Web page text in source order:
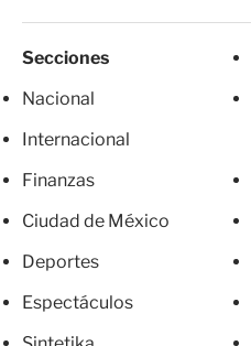
Secciones
Nacional
Internacional
Finanzas
Ciudad de México
Deportes
Espectáculos